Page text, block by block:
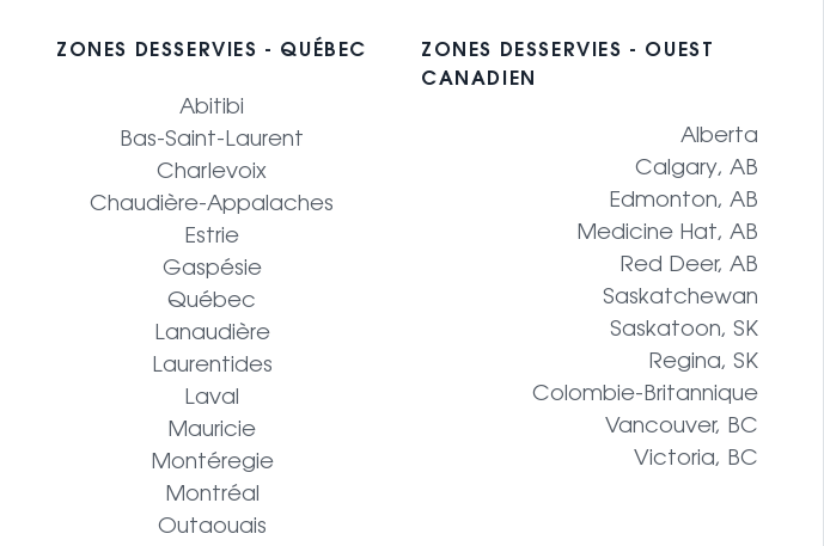
ZONES DESSERVIES - QUÉBEC
Abitibi
Bas-Saint-Laurent
Charlevoix
Chaudière-Appalaches
Estrie
Gaspésie
Québec
Lanaudière
Laurentides
Laval
Mauricie
Montéregie
Montréal
Outaouais
ZONES DESSERVIES - OUEST
CANADIEN
Alberta
Calgary, AB
Edmonton, AB
Medicine Hat, AB
Red Deer, AB
Saskatchewan
Saskatoon, SK
Regina, SK
Colombie-Britannique
Vancouver, BC
Victoria, BC